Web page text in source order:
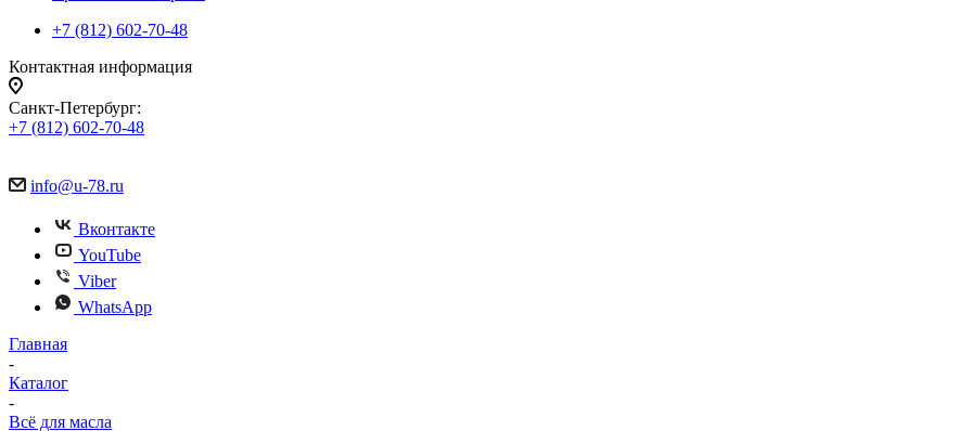
+7 (812) 602-70-48
Контактная информация
Санкт-Петербург:
+7 (812) 602-70-48
info@u-78.ru
Вконтакте
YouTube
Viber
WhatsApp
Главная
-
Каталог
-
Всё для масла